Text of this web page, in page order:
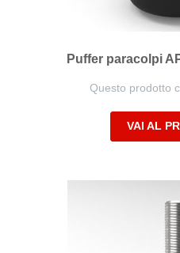
Puffer paracolpi
Questo prodotto
VAI AL